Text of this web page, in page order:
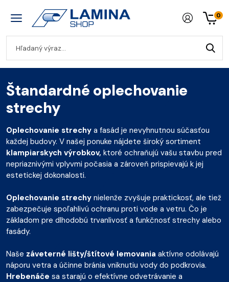
0
Štandardné oplechovanie
strechy
Oplechovanie strechy a fasád je nevyhnutnou súčasťou
každej budovy. V našej ponuke nájdete široký sortiment
klampiarskych výrobkov, ktoré ochraňujú vašu stavbu pred
nepriaznivými vplyvmi počasia a zároveň prispievajú k jej
estetickej dokonalosti.
Oplechovanie strechy nielenže zvyšuje praktickosť, ale tiež
zabezpečuje spoľahlivú ochranu proti vode a vetru. Čo je
základom pre dlhodobú trvanlivosť a funkčnosť strechy alebo
fasády.
Naše záveterné lišty/štítové lemovania aktívne odolávajú
náporu vetra a účinne bránia vniknutiu vody do podkrovia.
Hrebenáče sa starajú o efektívne odvetrávanie a